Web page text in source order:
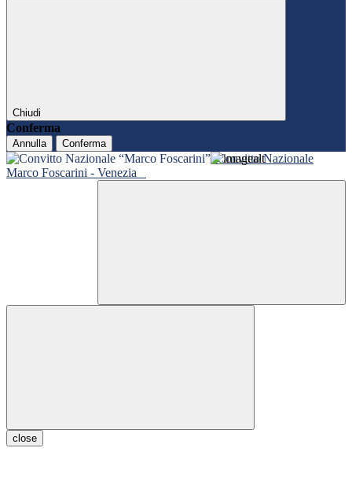
Chiudi
Conferma
Annulla Conferma
Convitto Nazionale
Marco Foscarini - Venezia
close